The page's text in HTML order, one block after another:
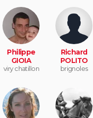
Philippe
GIOIA
viry chatillon
Richard
POLITO
brignoles